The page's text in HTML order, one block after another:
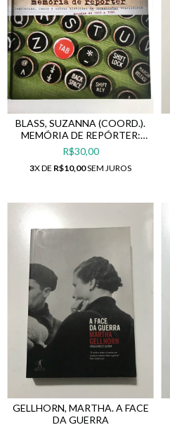
BLASS, SUZANNA (COORD.).
MEMÓRIA DE REPÓRTER:
LEMBRANÇAS, CASOS E
OUTRASHISTÓRIAS DE
JORNALISTAS BRASILEIROS
R$30,00
3X DE R$10,00SEM JUROS
GELLHORN, MARTHA. A FACE
DA GUERRA